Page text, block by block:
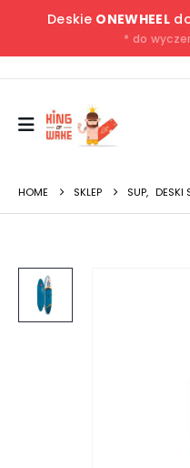
Deskie ONEWHEEL
* do
HOME SKLEP SUP, DESKI